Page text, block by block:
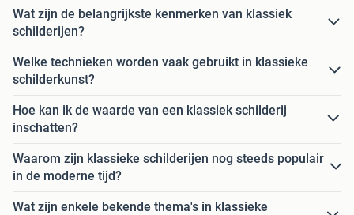
Wat zijn de belangrijkste kenmerken van klassiek
schilderijen?
Welke technieken worden vaak gebruikt in klassieke
schilderkunst?
Hoe kan ik de waarde van een klassiek schilderij
inschatten?
Waarom zijn klassieke schilderijen nog steeds populair
in de moderne tijd?
Wat zijn enkele bekende thema's in klassieke